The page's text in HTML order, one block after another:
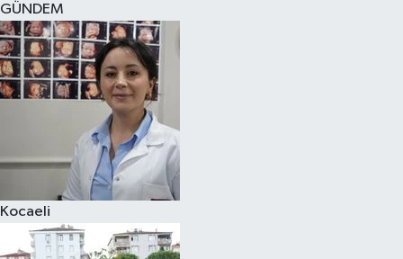
GÜNDEM
Kocaeli
Haber Arşivi